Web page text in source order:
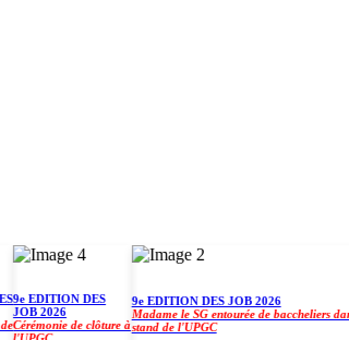
EDITION DES
2026
de clôture à
9e EDITION DES JOB 2026
Madame le SG entourée de baccheliers dans le
stand de l'UPGC